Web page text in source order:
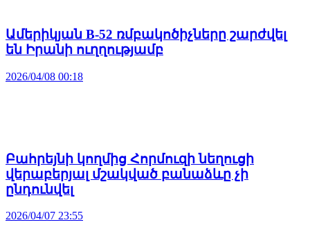
Ամերիկյան B-52 ռմբակոծիչները շարժվել
են Իրանի ուղղությամբ
2026/04/08 00:18
Բահրեյնի կողմից Հորմուզի նեղուցի
վերաբերյալ մշակված բանաձևը չի
ընդունվել
2026/04/07 23:55